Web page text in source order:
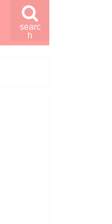
searc
h